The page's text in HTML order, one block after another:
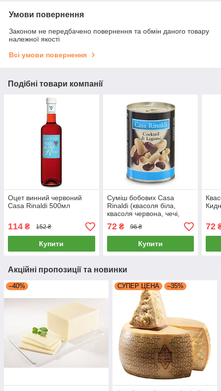
Умови повернення
Законом не передбачено повернення та обмін даного товару
належної якості
Всі умови повернення
Подібні товари компанії
Оцет винний червоний
Casa Rinaldi 500мл
114 ₴ 152 ₴
Купити
Суміш бобових Casa
Rinaldi (квасоля біла,
квасоля червона, чечі,
квасоля каннелини) 400г
72₴ 96 ₴
Купити
72
Акційні пропозиції та новинки
–40% СУПЕР ЦЕНА –35%